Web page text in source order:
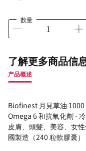
数量
了解更多商品信
产品概述
Biofinest 月見草油 1000
Omega 6 和抗氧化劑 -
皮膚、頭髮、美容、女
國製造（240 粒軟膠囊）